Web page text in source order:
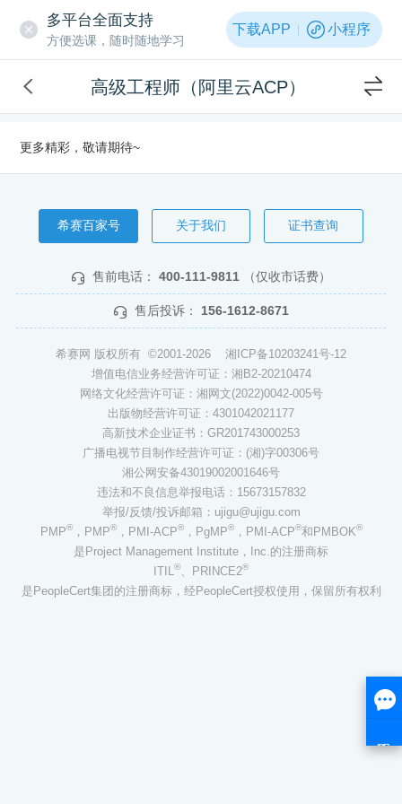
多平台全面支持
方便选课，随时随地学习
下载APP 小程序
高级工程师（阿里云ACP）
更多精彩，敬请期待~
希赛百家号 关于我们 证书查询
售前电话： 400-111-9811 （仅收市话费）
售后投诉： 156-1612-8671
希赛网 版权所有 ©2001-2026 湘ICP备10203241号-12
增值电信业务经营许可证：湘B2-20210474
网络文化经营许可证：湘网文(2022)0042-005号
出版物经营许可证：4301042021177
高新技术企业证书：GR201743000253
广播电视节目制作经营许可证：(湘)字00306号
湘公网安备43019002001646号
违法和不良信息举报电话：15673157832
举报/反馈/投诉邮箱：ujigu@ujigu.com
PMP®，PMP®，PMI-ACP®，PgMP®，PMI-ACP®和PMBOK®
是Project Management Institute，Inc.的注册商标
ITIL®、PRINCE2®
是PeopleCert集团的注册商标，经PeopleCert授权使用，保留所有权利